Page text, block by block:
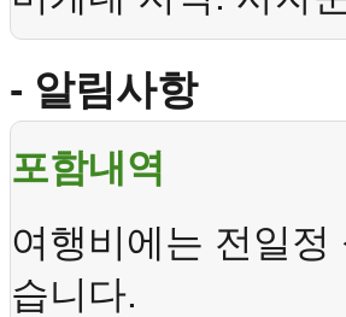
- 알림사항
포함내역
여행비에는 전일정
습니다.